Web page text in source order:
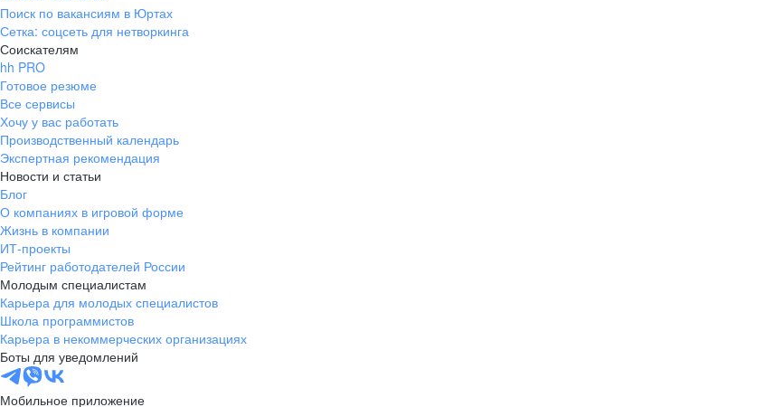
Поиск по вакансиям в Юртах
Сетка: соцсеть для нетворкинга
Соискателям
hh PRO
Готовое резюме
Все сервисы
Хочу у вас работать
Производственный календарь
Экспертная рекомендация
Новости и статьи
Блог
О компаниях в игровой форме
Жизнь в компании
ИТ-проекты
Рейтинг работодателей России
Молодым специалистам
Карьера для молодых специалистов
Школа программистов
Карьера в некоммерческих организациях
Боты для уведомлений
Мобильное приложение